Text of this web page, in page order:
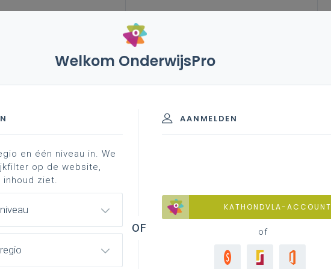
advent 2024: het
bezinning voor leerlingen
op 1 A4
Welkom OnderwijsPro
AANMELDEN
KATHONDVLA-ACCOUNT
of
en één niveau in. We
op de website,
ziet.